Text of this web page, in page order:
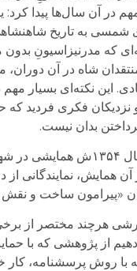
شمسی به تاریخ
که مدرنیزاسیونِ
شاه در آن دوران،
این نکته‌ای بسیار
نزدیکان فکری فردید که
بدان نیست.
ب) در سال ۱۳۵۴ش
آن همایش، نمایندگانی
ساخت و نقش
هرچند مختصر از
از پژوهشی که با
با روش پرسشنامه، کار